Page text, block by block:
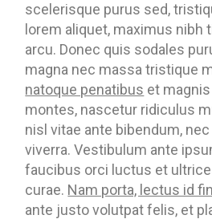
scelerisque purus sed,
lorem aliquet, maximus nibh
arcu. Donec quis sodales
magna nec massa tristique
natoque penatibus et
montes, nascetur ridiculus
nisl vitae ante bibendum,
viverra. Vestibulum ante
faucibus orci luctus et
curae. Nam porta, lectus id
ante justo volutpat felis, et